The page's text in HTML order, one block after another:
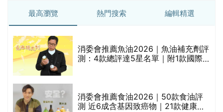
最高瀏覽 熱門搜索 編輯精選
消委會推薦魚油2026｜魚油補充劑評
測：4款總評達5星名單｜附1款國際
消委會推薦食油2026｜50款食油評
測 近6成含基因致癌物｜21款健康煮